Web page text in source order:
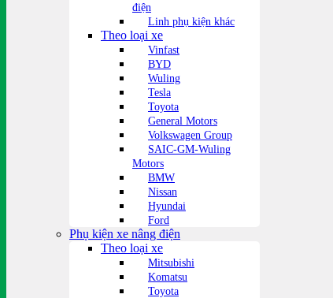
điện
Linh phụ kiện khác
Theo loại xe
Vinfast
BYD
Wuling
Tesla
Toyota
General Motors
Volkswagen Group
SAIC-GM-Wuling
Motors
BMW
Nissan
Hyundai
Ford
Phụ kiện xe nâng điện
Theo loại xe
Mitsubishi
Komatsu
Toyota